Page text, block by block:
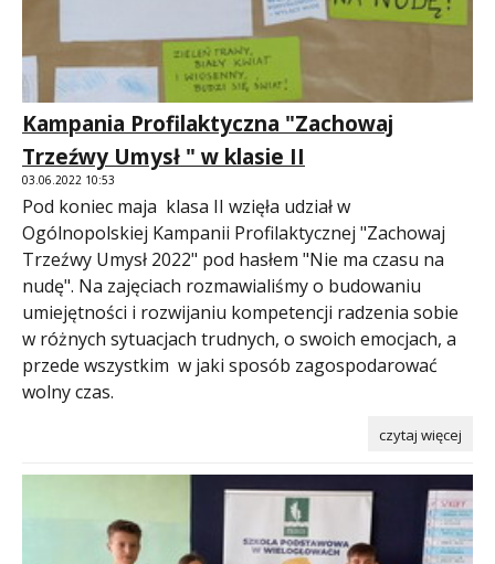
Kampania Profilaktyczna "Zachowaj
Trzeźwy Umysł " w klasie II
03.06.2022 10:53
Pod koniec maja klasa II wzięła udział w
Ogólnopolskiej Kampanii Profilaktycznej "Zachowaj
Trzeźwy Umysł 2022" pod hasłem "Nie ma czasu na
nudę". Na zajęciach rozmawialiśmy o budowaniu
umiejętności i rozwijaniu kompetencji radzenia sobie
w różnych sytuacjach trudnych, o swoich emocjach, a
przede wszystkim w jaki sposób zagospodarować
wolny czas.
czytaj więcej